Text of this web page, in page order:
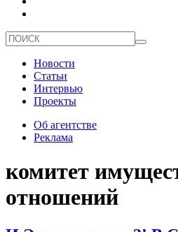
Новости
Статьи
Интервью
Проекты
Об агентстве
Реклама
комитет
отношений